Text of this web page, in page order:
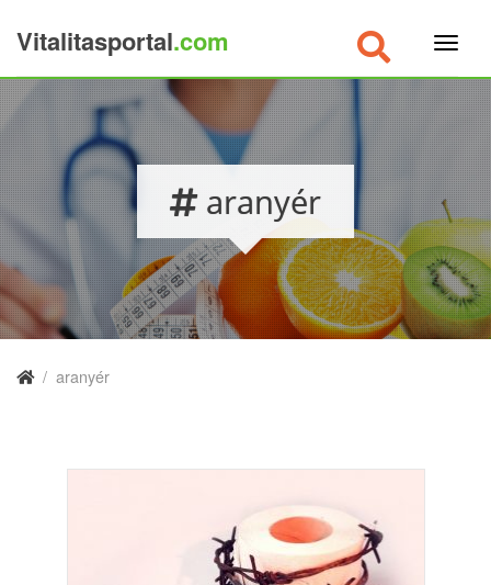
Vitalitasportal.com
aranyér
/ aranyér
×